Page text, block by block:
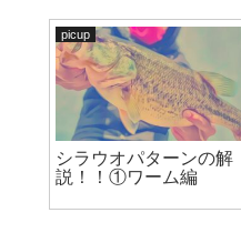
picup
シラウオパターンの解
説！！①ワーム編